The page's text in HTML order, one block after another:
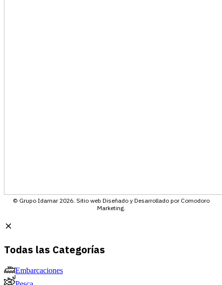
© Grupo Idamar 2026. Sitio web Diseñado y Desarrollado por Comodoro
Marketing.
Todas las Categorías
Embarcaciones